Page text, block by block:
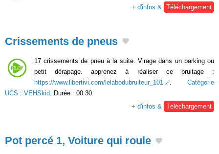
+ d'infos &
Téléchargement
Crissements de pneus
17 crissements de pneu à la suite. Virage dans un parking ou
petit dérapage. apprenez à réaliser ce bruitage :
https://www.libertivi.com/lelabodubruiteur_101
. Catégorie
UCS : VEHSkid. Durée : 00:30.
+ d'infos & Téléchargement
Pot percé 1, Voiture qui roule